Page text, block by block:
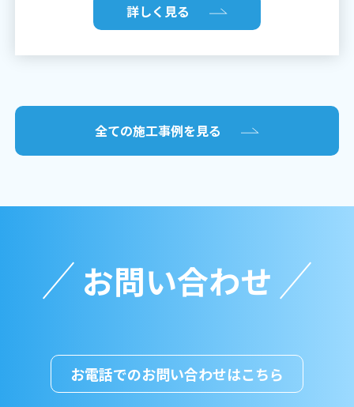
詳しく見る
全ての施工事例を見る
お問い合わせ
お電話でのお問い合わせはこちら